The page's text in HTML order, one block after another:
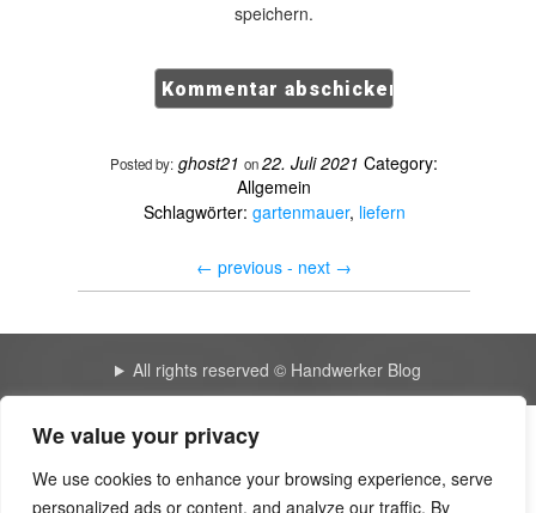
We value your privacy
We use cookies to enhance your browsing experience, serve
personalized ads or content, and analyze our traffic. By
speichern.
Posted by: ghost21 on22. Juli 2021 Category:
Allgemein
Schlagwörter: gartenmauer, liefern
← previous - next →
All rights reserved © Handwerker Blog
Krankenversicherung Vergleich 2024: So finden Sie die